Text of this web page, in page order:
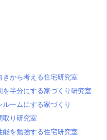
から考える住宅研究室
半分にする家づくり研究室
ームにする家づくり
取り研究室
を勉強する住宅研究室